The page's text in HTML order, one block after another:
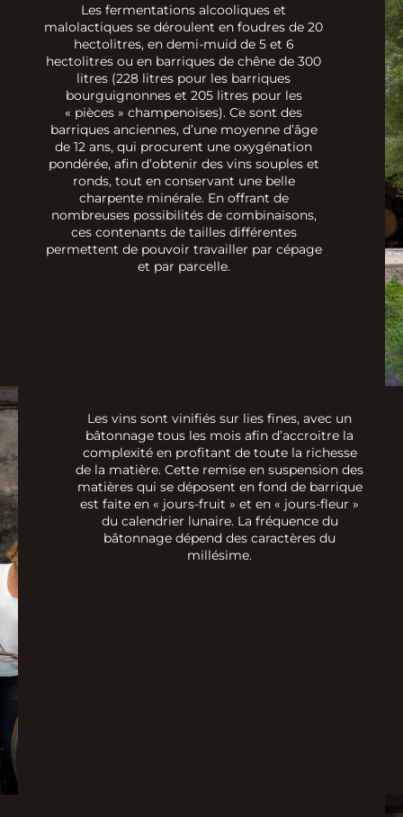
Les fermentations alcooliques et
malolactiques se déroulent en foudres de 20
hectolitres, en demi-muid de 5 et 6
hectolitres ou en barriques de chêne de 300
litres (228 litres pour les barriques
bourguignonnes et 205 litres pour les
« pièces » champenoises). Ce sont des
barriques anciennes, d’une moyenne d’âge
de 12 ans, qui procurent une oxygénation
pondérée, afin d’obtenir des vins souples et
ronds, tout en conservant une belle
charpente minérale. En offrant de
nombreuses possibilités de combinaisons,
ces contenants de tailles différentes
permettent de pouvoir travailler par cépage
et par parcelle.
Les vins sont vinifiés sur lies fines, avec un
bâtonnage tous les mois afin d’accroitre la
complexité en profitant de toute la richesse
de la matière. Cette remise en suspension des
matières qui se déposent en fond de barrique
est faite en « jours-fruit » et en « jours-fleur »
du calendrier lunaire. La fréquence du
bâtonnage dépend des caractères du
millésime.